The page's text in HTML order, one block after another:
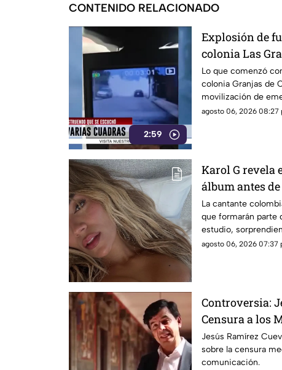
CONTENIDO RELACIONADO
2:59
Explosión de
colonia Las
Lo que comenzó
colonia Granjas de
movilización de
agosto 06, 2026 08:27
Karol G revela
álbum antes
la lista
La cantante
que formarán parte
estudio,
internacionales.
agosto 06, 2026 07:37
Controversia:
Censura a los
Jesús Ramírez
sobre la censura
comunicación.